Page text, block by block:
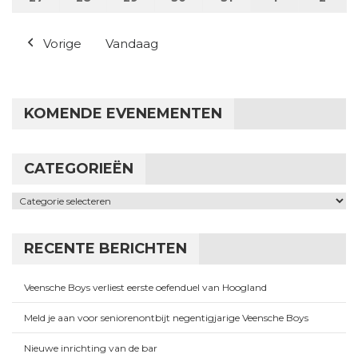
Vorige Vandaag
KOMENDE EVENEMENTEN
CATEGORIEËN
Categorieën
RECENTE BERICHTEN
Veensche Boys verliest eerste oefenduel van Hoogland
Meld je aan voor seniorenontbijt negentigjarige Veensche Boys
Nieuwe inrichting van de bar